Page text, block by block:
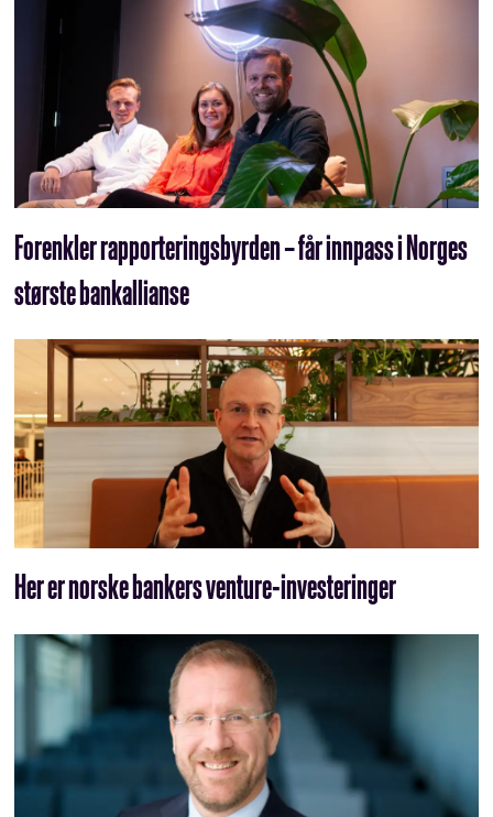
Forenkler rapporterings­byrden – får innpass i Norges
største bankallianse
Her er norske bankers venture-investeringer